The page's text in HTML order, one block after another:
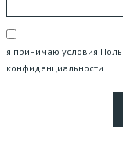
я принимаю условия
конфиденциальности